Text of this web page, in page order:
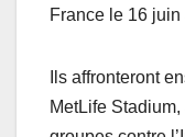
France le 16 juin
Ils affronteront
MetLife